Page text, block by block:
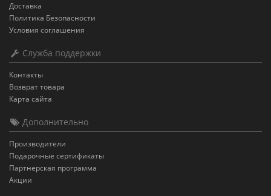
Доставка
Политика Безопасности
Условия соглашения
Служба поддержки
Контакты
Возврат товара
Карта сайта
Дополнительно
Производители
Подарочные сертификаты
Партнерская программа
Акции